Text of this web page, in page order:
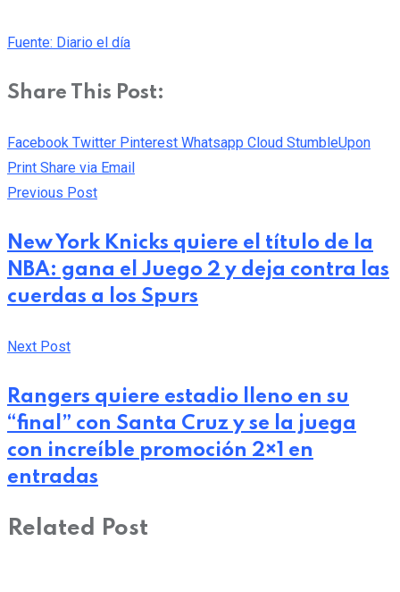
Fuente: Diario el día
Share This Post:
Facebook Twitter Pinterest Whatsapp Cloud StumbleUpon
Print Share via Email
Previous Post
New York Knicks quiere el título de la
NBA: gana el Juego 2 y deja contra las
cuerdas a los Spurs
Next Post
Rangers quiere estadio lleno en su
“final” con Santa Cruz y se la juega
con increíble promoción 2×1 en
entradas
Related Post